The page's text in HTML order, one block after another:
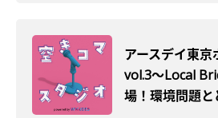
アースデイ東京
vol.3〜Local
場！環境問題